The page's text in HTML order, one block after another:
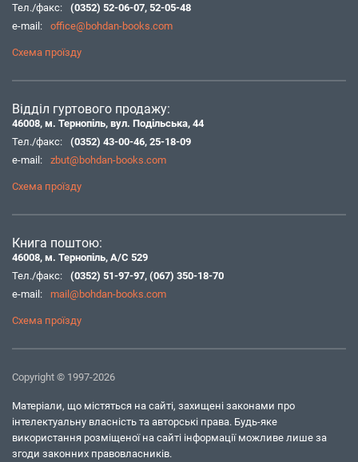
Тел./факс:
(0352) 52-06-07, 52-05-48
e-mail:
office@bohdan-books.com
Схема проїзду
Відділ гуртового продажу:
46008, м. Тернопіль, вул. Подільська, 44
Тел./факс:
(0352) 43-00-46, 25-18-09
e-mail:
zbut@bohdan-books.com
Схема проїзду
Книга поштою:
46008, м. Тернопіль, А/С 529
Тел./факс:
(0352) 51-97-97, (067) 350-18-70
e-mail:
mail@bohdan-books.com
Схема проїзду
Copyright © 1997-2026
Матеріали, що містяться на сайті, захищені законами про
інтелектуальну власність та авторські права. Будь-яке
використання розміщеної на сайті інформації можливе лише за
згоди законних правовласників.